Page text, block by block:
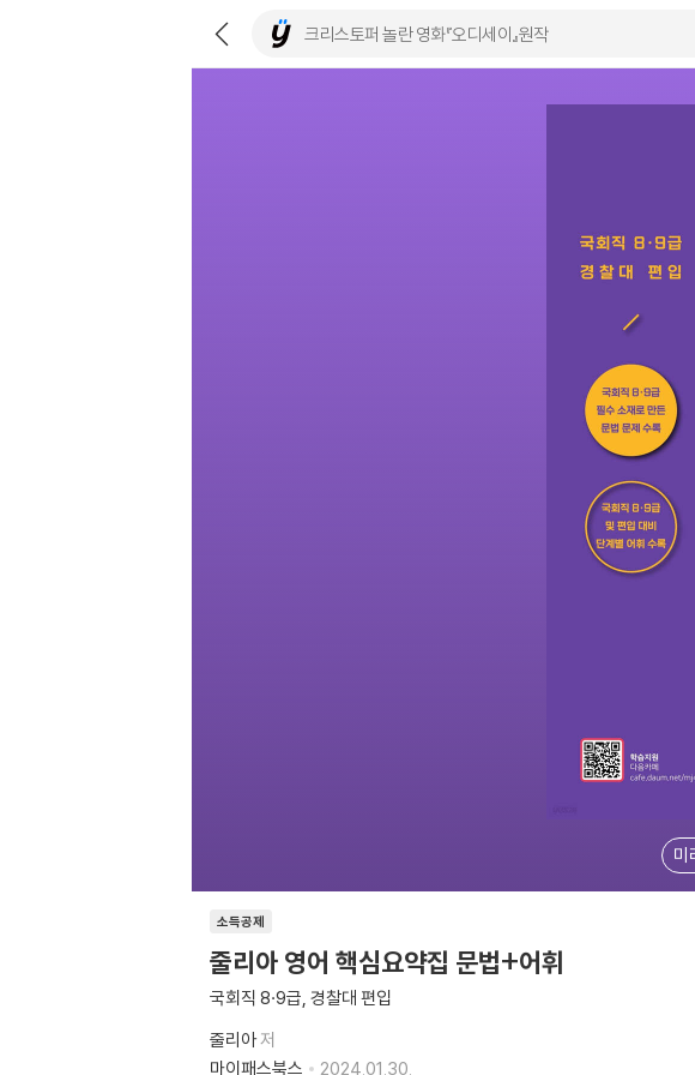
미
소득공제
줄리아 영어 핵심요약집 문법+어휘
국회직 8·9급, 경찰대 편입
줄리아저
마이패스북스
2024.01.30.